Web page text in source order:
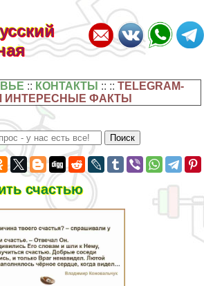
:: КОНТАКТЫ :: ::TELEGRAM-
ИНТЕРЕСНЫЕ ФАКТЫ
счастью